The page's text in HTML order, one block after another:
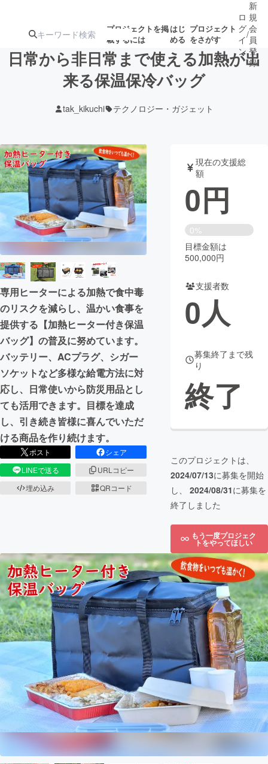
プロジェクトを掲
載するには
はじ
める
プロジェクト
をさがす
ターン
ジェクト
ロジェクト
アート・写真 音楽
テクノロジー・ガジェット ゲーム・サ
映像・映画 書籍・雑誌
ビジネス・起業 チャレンジ
まちづくり・地域活性化
CAMPFIRE for Social Good
CAMPFIRE Creation
CAMPFIREふるさと納税
ロ
グ
イ
ン
/
新
規
会
員
登
録
日常から非日常まで使える加熱が出
来る保温保冷バッグ
tak_kikuchi テクノロジー・ガジェット
専用ヒーターによる加熱で食中毒
のリスクを減らし、温かい食事を
提供する【加熱ヒーター付き保温
バッグ】の普及に努めています。
バッテリー、ACプラグ、シガー
ソケットなど多様な給電方法に対
応し、日常使いから防災用品とし
ても活用できます。目標を達成
し、引き続き皆様に喜んでいただ
ける商品を作り続けます。
ポスト
シェア
LINEで送る
URLコピー
埋め込み
QRコード
現在の支援総
額
0円
0%
目標金額は
500,000円
支援者数
0人
募集終了まで残
り
終了
このプロジェクトは、
2024/07/13に募集を開始
し、 2024/08/31に募集を
終了しました
もう一度プロジェク
トをやってほしい